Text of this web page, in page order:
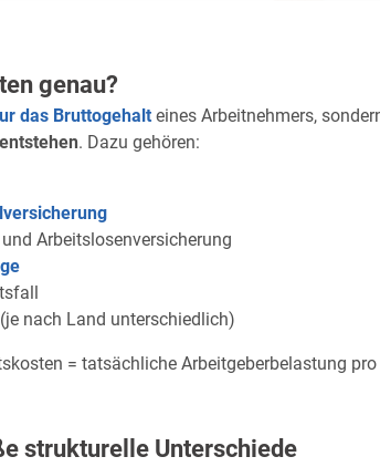
genau?
das Bruttogehalt eines Arbeitnehmers,
. Dazu gehören:
Arbeitslosenversicherung
nach Land unterschiedlich)
= tatsächliche Arbeitgeberbelastung
strukturelle Unterschiede